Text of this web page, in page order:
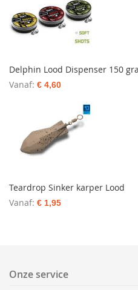
Delphin Lood Dispenser 150
Vanaf € 4,60
Teardrop Sinker karper Lood
Vanaf € 1,95
Onze service